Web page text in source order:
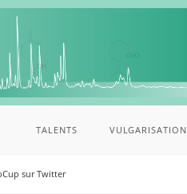
TALENTS VULGARISATION
sur Twitter